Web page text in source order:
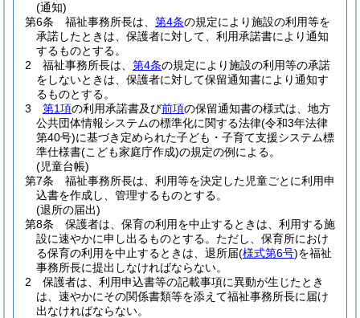
(通知)
第6条
福祉事務所長は、 第4条の規定により施設の利用等を
承諾したときは、保護者に対して、利用承諾書により通知
するものとする。
2
福祉事務所長は、 第4条の規定により施設の利用等の承諾
をしないときは、保護者に対して保留通知書により通知す
るものとする。
3
第1項の利用承諾書及び前項の保留通知書の様式は、地方
公共団体情報システムの標準化に関する法律(令和3年法律
第40号)に基づき定められた子ども・子育て支援システム標
準仕様書(こども家庭庁作成)の規定の例による。
(児童台帳)
第7条
福祉事務所長は、利用等を決定した児童ごとに利用申
込書を作成し、管理するものとする。
(退所の届出)
第8条
保護者は、保育の利用を中止するときは、利用する施
設に速やかに申し出るものとする。 ただし、保育所におけ
る保育の利用を中止するときは、退所届(様式第6号)を福祉
事務所長に提出しなければならない。
2
保護者は、利用申込書等の記載事項に異動が生じたとき
は、速やかにその関係書類等を添えて福祉事務所長に届け
出なければならない。